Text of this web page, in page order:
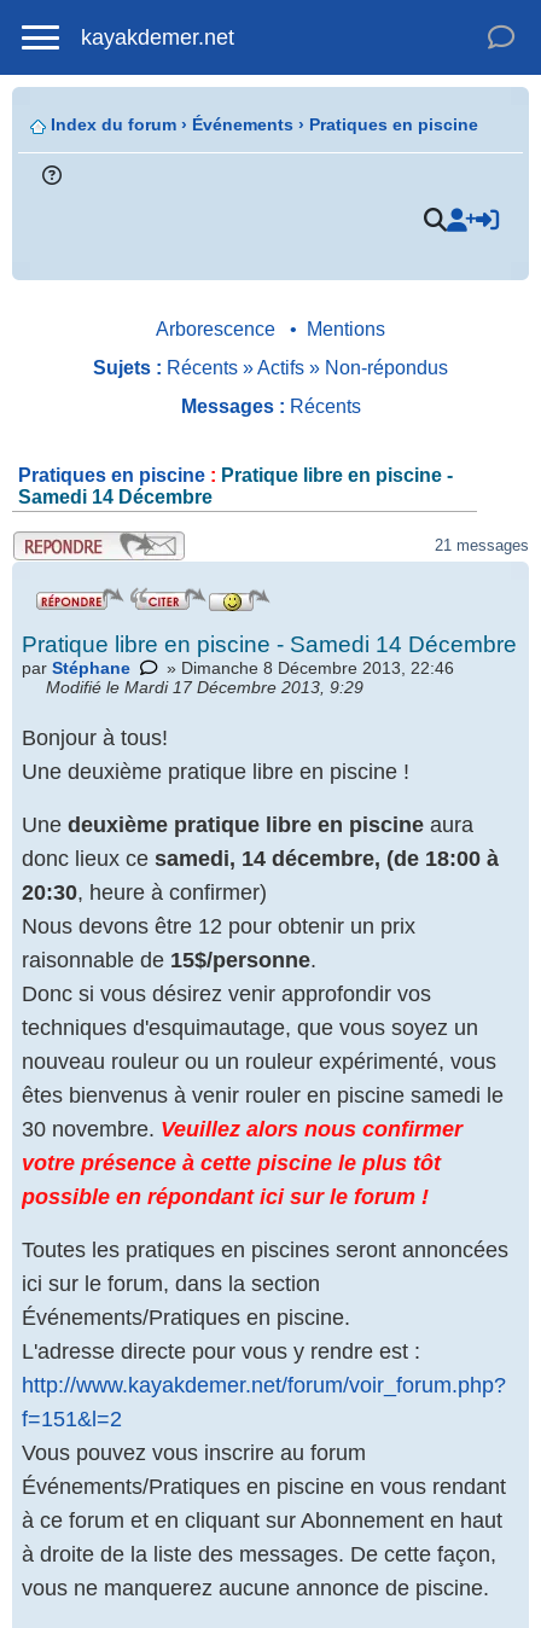
kayakdemer.net
Index du forum › Événements › Pratiques en piscine
Arborescence •
Mentions
Sujets : Récents »Actifs » Non-répondus
Messages : Récents
Pratiques en piscine : Pratique libre en piscine -
Samedi 14 Décembre
.
21 messages
Pratique libre en piscine - Samedi 14 Décembre
par Stéphane
» Dimanche 8 Décembre 2013, 22:46
Modifié le Mardi 17 Décembre 2013, 9:29
Bonjour à tous!
Une deuxième pratique libre en piscine !
Une deuxième pratique libre en piscine aura
donc lieux ce samedi, 14 décembre, (de 18:00 à
20:30, heure à confirmer)
Nous devons être 12 pour obtenir un prix
raisonnable de 15$/personne.
Donc si vous désirez venir approfondir vos
techniques d'esquimautage, que vous soyez un
nouveau rouleur ou un rouleur expérimenté, vous
êtes bienvenus à venir rouler en piscine samedi le
30 novembre. Veuillez alors nous confirmer
votre présence à cette piscine le plus tôt
possible en répondant ici sur le forum !
Toutes les pratiques en piscines seront annoncées
ici sur le forum, dans la section
Événements/Pratiques en piscine.
L'adresse directe pour vous y rendre est :
http://www.kayakdemer.net/forum/voir_forum.php?
f=151&l=2
Vous pouvez vous inscrire au forum
Événements/Pratiques en piscine en vous rendant
à ce forum et en cliquant sur Abonnement en haut
à droite de la liste des messages. De cette façon,
vous ne manquerez aucune annonce de piscine.